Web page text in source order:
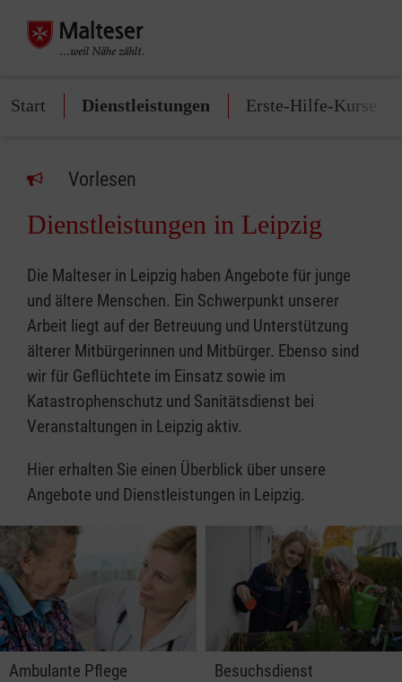
Start Dienstleistungen Erste-Hilfe-Kurse
Vorlesen
Dienstleistungen in Leipzig
Die Malteser in Leipzig haben Angebote für junge
und ältere Menschen. Ein Schwerpunkt unserer
Arbeit liegt auf der Betreuung und Unterstützung
älterer Mitbürgerinnen und Mitbürger. Ebenso sind
wir für Geflüchtete im Einsatz sowie im
Katastrophenschutz und Sanitätsdienst bei
Veranstaltungen in Leipzig aktiv.
Hier erhalten Sie einen Überblick über unsere
Angebote und Dienstleistungen in Leipzig.
Ambulante Pflege Besuchsdienst